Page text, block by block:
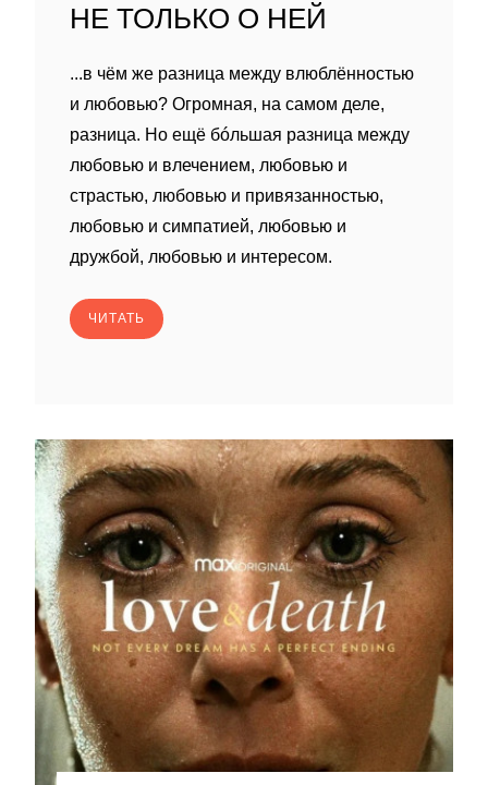
НЕ ТОЛЬКО О НЕЙ
...в чём же разница между влюблённостью
и любовью? Огромная, на самом деле,
разница. Но ещё бóльшая разница между
любовью и влечением, любовью и
страстью, любовью и привязанностью,
любовью и симпатией, любовью и
дружбой, любовью и интересом.
ЧИТАТЬ